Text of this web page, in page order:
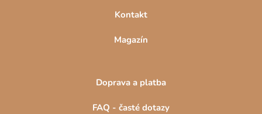
si ukládat hračky i bez vaší asistence.
Podívejte se také na klasické dřevěné regály z masivu
policové regály,laťkové regály
Kontakt
Magazín
Doprava a platba
FAQ - časté dotazy